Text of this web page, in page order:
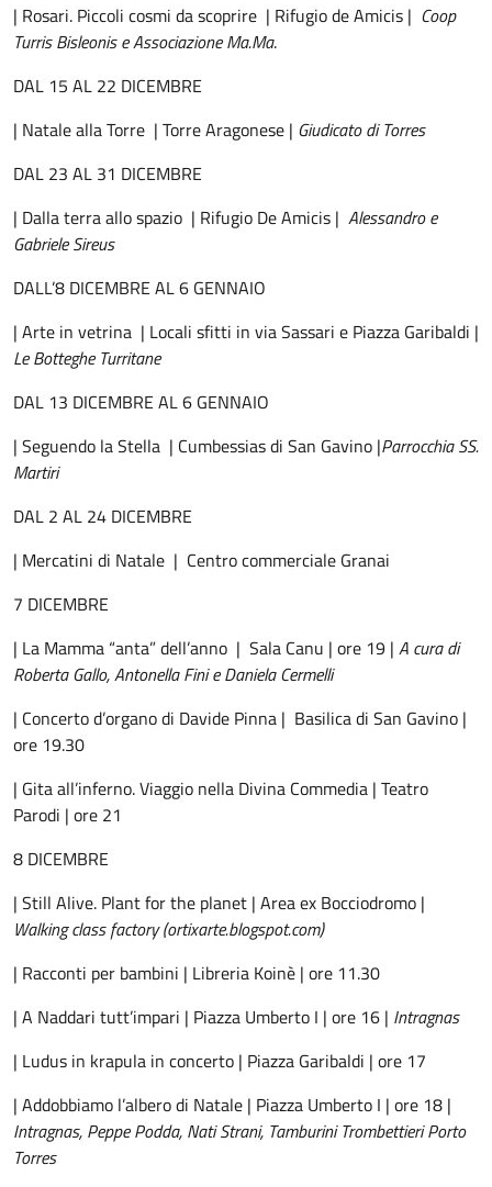
| Rosari. Piccoli cosmi da scoprire | Rifugio de Amicis | Coop
Turris Bisleonis e Associazione Ma.Ma.
DAL 15 AL 22 DICEMBRE
| Natale alla Torre | Torre Aragonese | Giudicato di Torres
DAL 23 AL 31 DICEMBRE
| Dalla terra allo spazio | Rifugio De Amicis | Alessandro e
Gabriele Sireus
DALL’8 DICEMBRE AL 6 GENNAIO
| Arte in vetrina | Locali sfitti in via Sassari e Piazza Garibaldi |
Le Botteghe Turritane
DAL 13 DICEMBRE AL 6 GENNAIO
| Seguendo la Stella | Cumbessias di San Gavino |Parrocchia SS.
Martiri
DAL 2 AL 24 DICEMBRE
| Mercatini di Natale | Centro commerciale Granai
7 DICEMBRE
| La Mamma “anta” dell’anno | Sala Canu | ore 19 | A cura di
Roberta Gallo, Antonella Fini e Daniela Cermelli
| Concerto d’organo di Davide Pinna | Basilica di San Gavino |
ore 19.30
| Gita all’inferno. Viaggio nella Divina Commedia | Teatro
Parodi | ore 21
8 DICEMBRE
| Still Alive. Plant for the planet | Area ex Bocciodromo |
Walking class factory (ortixarte.blogspot.com)
| Racconti per bambini | Libreria Koinè | ore 11.30
| A Naddari tutt’impari | Piazza Umberto I | ore 16 | Intragnas
| Ludus in krapula in concerto | Piazza Garibaldi | ore 17
| Addobbiamo l’albero di Natale | Piazza Umberto I | ore 18 |
Intragnas, Peppe Podda, Nati Strani, Tamburini Trombettieri Porto
Torres